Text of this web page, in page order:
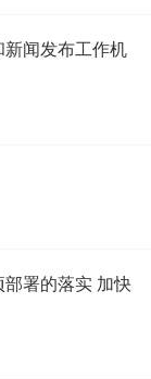
闻发布工作机
署的落实 加快